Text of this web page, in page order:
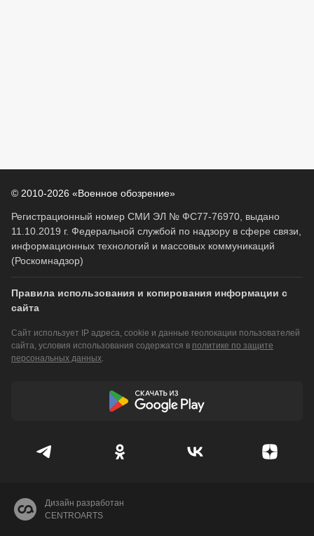
© 2010-2026 «Военное обозрение»
Регистрационный номер СМИ ЭЛ № ФС77-76970, выдано
11.10.2019 г. Федеральной службой по надзору в сфере связи,
информационных технологий и массовых коммуникаций
(Роскомнадзор)
Правила использования и копирования информации с
сайта
Сайт использует IP адреса, cookie и данные геолокации пользователей
сайта, условия использования содержатся в политике по защите
персональных данных.
Дизайн разработан
CENTROARTS